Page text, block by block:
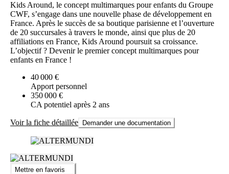
Kids Around, le concept multimarques pour enfants du Groupe
CWF, s’engage dans une nouvelle phase de développement en
France. Après le succès de sa boutique parisienne et l’ouverture
de 20 succursales à travers le monde, ainsi que plus de 20
affiliations en France, Kids Around poursuit sa croissance.
L’objectif ? Devenir le premier concept multimarques pour
enfants en France !
40 000 €
Apport personnel
350 000 €
CA potentiel après 2 ans
Voir la fiche détaillée Demander une documentation
Mettre en favoris